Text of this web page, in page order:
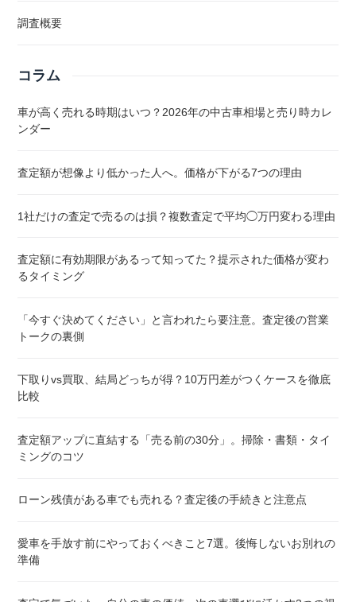
調査概要
コラム
車が高く売れる時期はいつ？2026年の中古車相場と売り時カレ
ンダー
査定額が想像より低かった人へ。価格が下がる7つの理由
1社だけの査定で売るのは損？複数査定で平均◯万円変わる理由
査定額に有効期限があるって知ってた？提示された価格が変わ
るタイミング
「今すぐ決めてください」と言われたら要注意。査定後の営業
トークの裏側
下取りvs買取、結局どっちが得？10万円差がつくケースを徹底
比較
査定額アップに直結する「売る前の30分」。掃除・書類・タイ
ミングのコツ
ローン残債がある車でも売れる？査定後の手続きと注意点
愛車を手放す前にやっておくべきこと7選。後悔しないお別れの
準備